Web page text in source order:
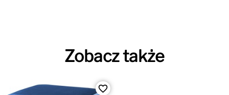
Zobacz także
favorite_border